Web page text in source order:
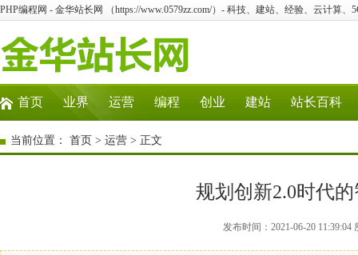
PHP编程网 - 金华站长网 （https://www.0579zz.com/）- 科技、建站、经验、云计算、
首页 业界 运营 编程 创业 建站 站长百科
当前位置： 首页 > 运营 > 正文
规划创新2.0时代
发布时间：2021-06-20